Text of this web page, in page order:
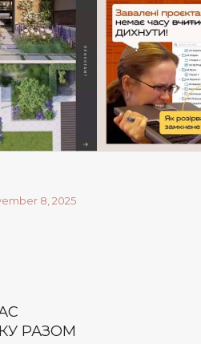
8, 2025
РАЗОМ